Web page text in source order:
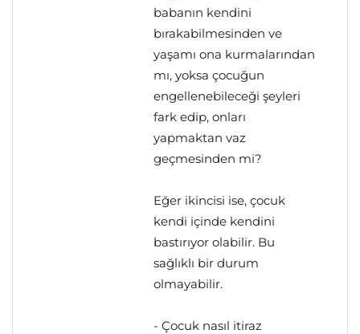
babanın kendini
bırakabilmesinden ve
yaşamı ona kurmalarından
mı, yoksa çocuğun
engellenebileceği şeyleri
fark edip, onları
yapmaktan vaz
geçmesinden mi?
Eğer ikincisi ise, çocuk
kendi içinde kendini
bastırıyor olabilir. Bu
sağlıklı bir durum
olmayabilir.
- Çocuk nasıl itiraz